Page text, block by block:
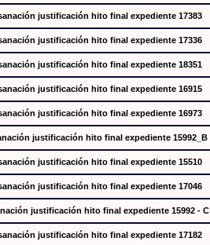
justificación hito final expediente 17383
justificación hito final expediente 17336
justificación hito final expediente 18351
justificación hito final expediente 16915
justificación hito final expediente 16973
justificación hito final expediente 15992_B
justificación hito final expediente 15510
justificación hito final expediente 17046
justificación hito final expediente 15992 - C
justificación hito final expediente 17182